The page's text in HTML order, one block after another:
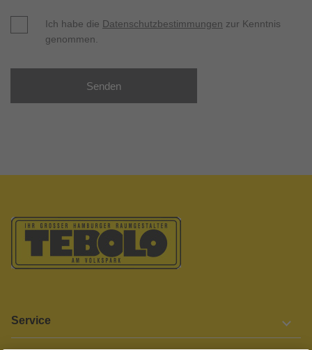
Ich habe die Datenschutzbestimmungen zur Kenntnis
genommen.
Senden
Service